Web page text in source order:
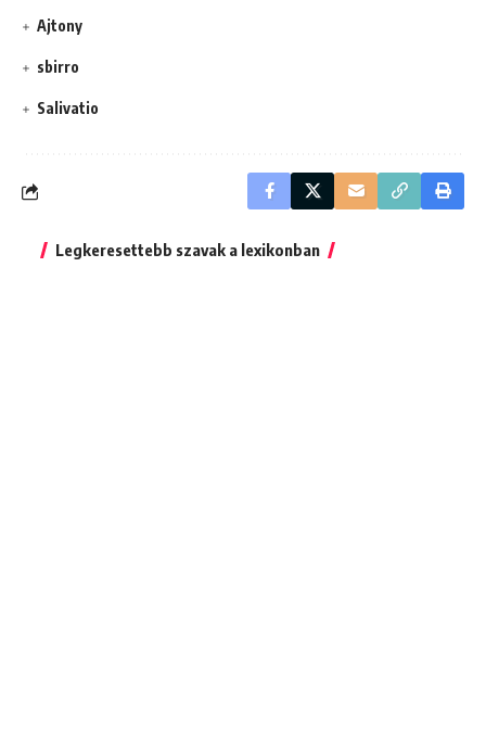
Ajtony
sbirro
Salivatio
Legkeresettebb szavak a lexikonban